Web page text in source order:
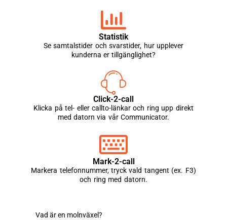
Statistik
Se samtalstider och svarstider, hur upplever
kunderna er tillgänglighet?
Click-2-call
Klicka på tel- eller callto-länkar och ring upp direkt
med datorn via vår Communicator.
Mark-2-call
Markera telefonnummer, tryck vald tangent (ex. F3)
och ring med datorn.
Vad är en molnväxel?